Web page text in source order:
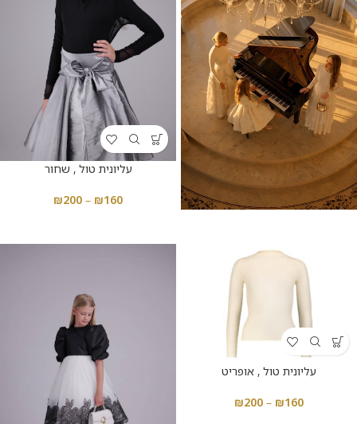
עליונית טול , שחור
₪160
–
₪200
עליונית טול , אופריט
₪160
–
₪200